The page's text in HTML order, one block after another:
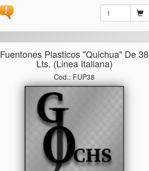
Fuentones Plasticos "quichua" De 38
Lts. (linea Italiana)
Cod.: FUP38